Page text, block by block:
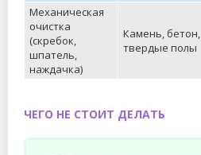
Механическая
очистка
(скребок,
шпатель,
наждачка)
Камень, бетон,
твердые полы
ЧЕГО НЕ СТОИТ ДЕЛАТЬ